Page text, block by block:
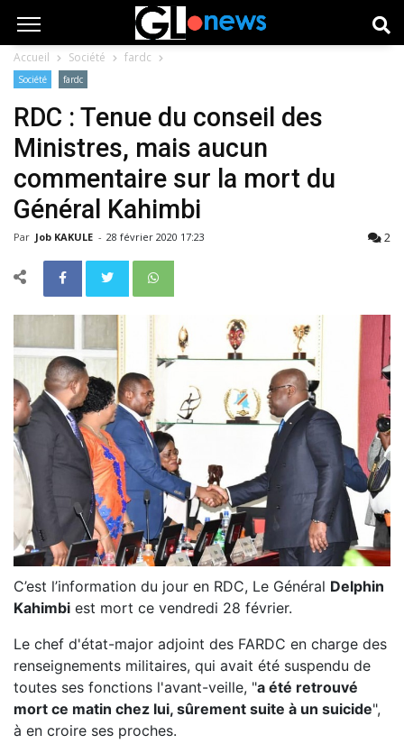
Accueil Société fardc
Société fardc
RDC : Tenue du conseil des
Ministres, mais aucun
commentaire sur la mort du
Général Kahimbi
Par Job KAKULE - 28 février 2020 17:23 2
C’est l’information du jour en RDC, Le Général Delphin
Kahimbi est mort ce vendredi 28 février.
Le chef d'état-major adjoint des FARDC en charge des
renseignements militaires, qui avait été suspendu de
toutes ses fonctions l'avant-veille, "a été retrouvé
mort ce matin chez lui, sûrement suite à un suicide",
à en croire ses proches.